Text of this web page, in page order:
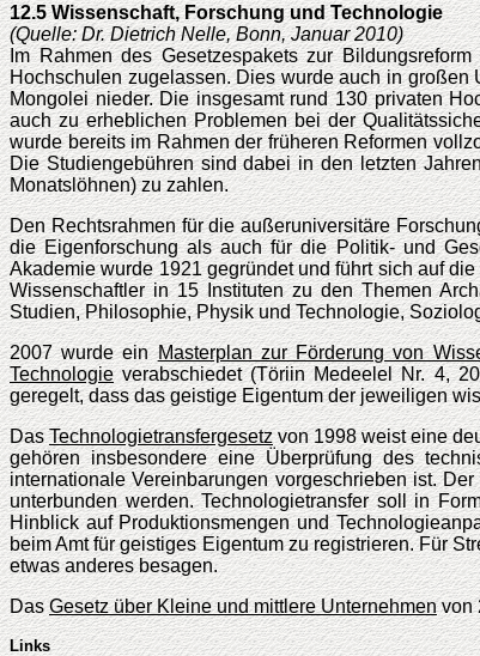
12.5 Wissenschaft, Forschung und Technologie
(Quelle: Dr. Dietrich Nelle, Bonn, Januar 2010)
Im Rahmen des Gesetzespakets zur
Hochschulen zugelassen. Dies wurde auch in
Mongolei nieder. Die insgesamt rund 130 privaten
auch zu erheblichen Problemen bei der
wurde bereits im Rahmen der früheren Reformen
Die Studiengebühren sind dabei in den letzten
Monatslöhnen) zu zahlen.
Den Rechtsrahmen für die außeruniversitäre
die Eigenforschung als auch für die Politik- und
Akademie wurde 1921 gegründet und führt sich auf
Wissenschaftler in 15 Instituten zu den Themen
Studien, Philosophie, Physik und Technologie,
2007 wurde einMasterplan zur Förderung von
Technologieverabschiedet (Töriin Medeelel Nr. 4,
geregelt, dass das geistige Eigentum der jeweiligen
DasTechnologietransfergesetzvon 1998 weist eine
gehören insbesondere eine Überprüfung des
internationale Vereinbarungen vorgeschrieben ist.
unterbunden werden. Technologietransfer soll in
Hinblick auf Produktionsmengen und
beim Amt für geistiges Eigentum zu registrieren. Für
etwas anderes besagen.
DasGesetz über Kleine und mittlere Unternehmenvon
Links